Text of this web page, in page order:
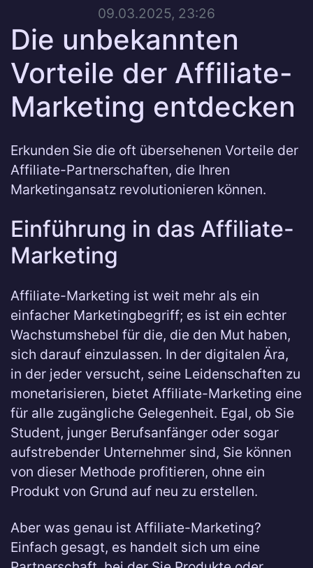
09.03.2025, 23:26
Die unbekannten
Vorteile der Affiliate-
Marketing entdecken
Erkunden Sie die oft übersehenen Vorteile der
Affiliate-Partnerschaften, die Ihren
Marketingansatz revolutionieren können.
Einführung in das Affiliate-
Marketing
Affiliate-Marketing ist weit mehr als ein
einfacher Marketingbegriff; es ist ein echter
Wachstumshebel für die, die den Mut haben,
sich darauf einzulassen. In der digitalen Ära,
in der jeder versucht, seine Leidenschaften zu
monetarisieren, bietet Affiliate-Marketing eine
für alle zugängliche Gelegenheit. Egal, ob Sie
Student, junger Berufsanfänger oder sogar
aufstrebender Unternehmer sind, Sie können
von dieser Methode profitieren, ohne ein
Produkt von Grund auf neu zu erstellen.
Aber was genau ist Affiliate-Marketing?
Einfach gesagt, es handelt sich um eine